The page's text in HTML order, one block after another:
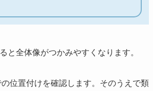
と全体像がつかみやすくなります。
位置付けを確認します。そのうえで類